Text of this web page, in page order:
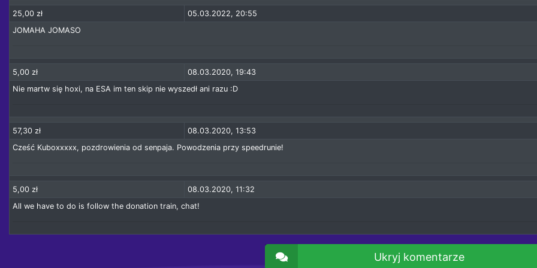
25,00 zł 05.03.2022, 20:55
JOMAHA JOMASO
5,00 zł 08.03.2020, 19:43
Nie martw się hoxi, na ESA im ten skip nie wyszedł ani razu :D
57,30 zł 08.03.2020, 13:53
Cześć Kuboxxxxx, pozdrowienia od senpaja. Powodzenia przy speedrunie!
5,00 zł 08.03.2020, 11:32
All we have to do is follow the donation train, chat!
Ukryj komentarze